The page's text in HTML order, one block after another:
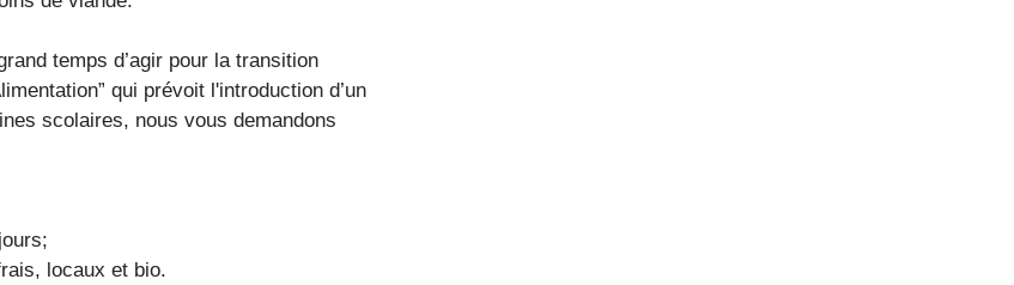
temps d’agir pour la transition
qui prévoit l'introduction d’un
scolaires, nous vous demandons
locaux et bio.